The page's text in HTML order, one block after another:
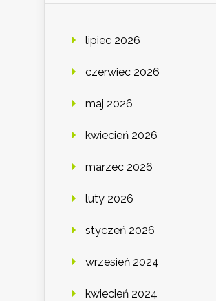
lipiec 2026
czerwiec 2026
maj 2026
kwiecień 2026
marzec 2026
luty 2026
styczeń 2026
wrzesień 2024
kwiecień 2024